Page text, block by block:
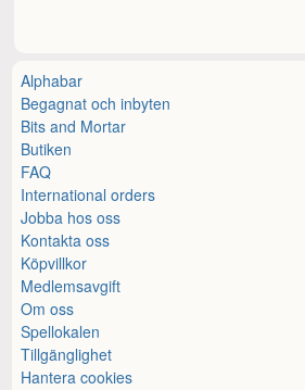
Alphabar
Begagnat och inbyten
Bits and Mortar
Butiken
FAQ
International orders
Jobba hos oss
Kontakta oss
Köpvillkor
Medlemsavgift
Om oss
Spellokalen
Tillgänglighet
Hantera cookies